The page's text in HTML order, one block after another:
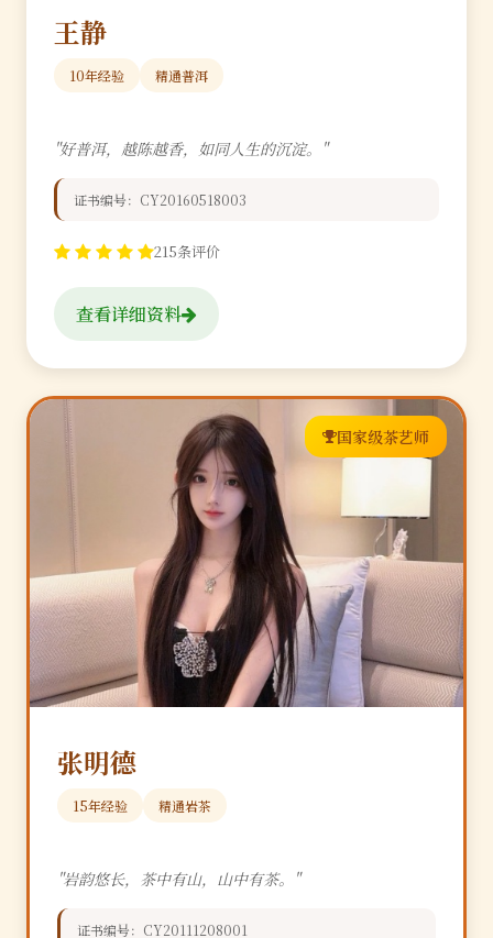
王静
10年经验 精通普洱
"好普洱，越陈越香，如同人生的沉淀。"
证书编号：CY20160518003
215条评价
查看详细资料
国家级茶艺师
张明德
15年经验 精通岩茶
"岩韵悠长，茶中有山，山中有茶。"
证书编号：CY20111208001